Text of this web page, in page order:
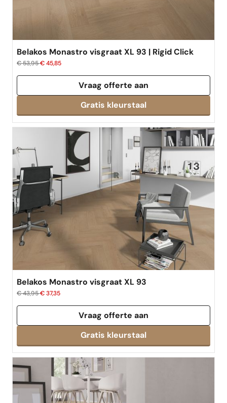
Belakos Monastro visgraat XL 93 | Rigid Click
€ 53,95€ 45,85
Vraag offerte aan
Belakos Monastro visgraat XL 93
€ 43,95€ 37,35
Vraag offerte aan